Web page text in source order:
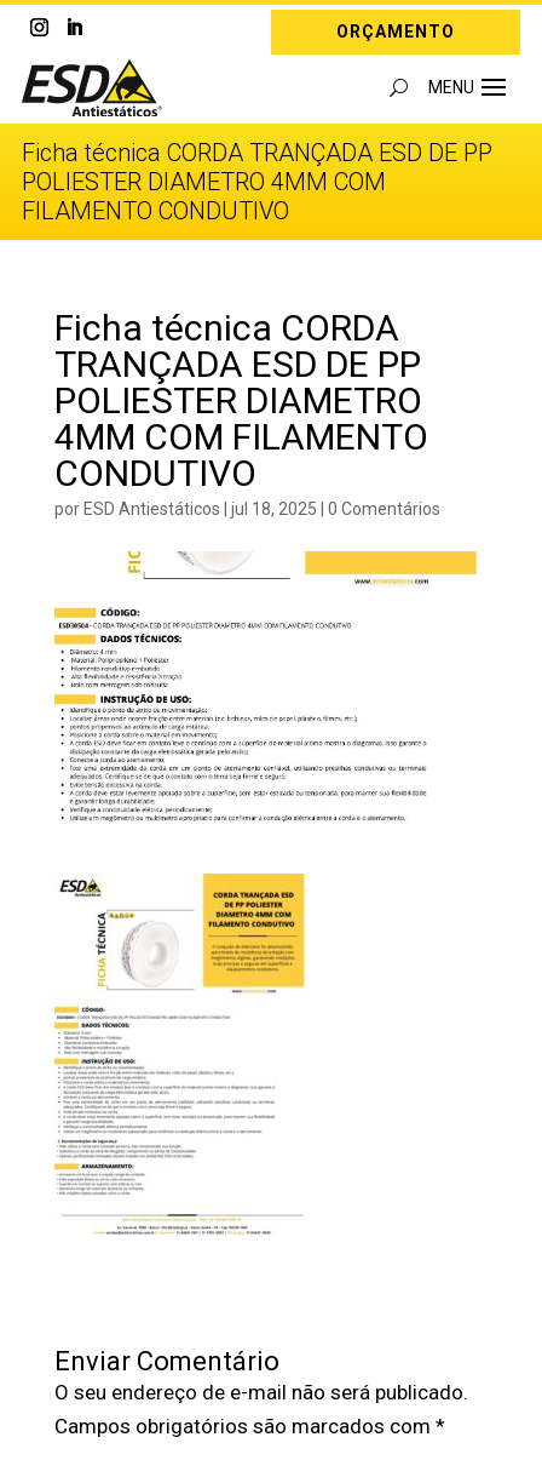
ORÇAMENTO
Ficha técnica CORDA TRANÇADA ESD DE PP
POLIESTER DIAMETRO 4MM COM
FILAMENTO CONDUTIVO
Ficha técnica CORDA
TRANÇADA ESD DE PP
POLIESTER DIAMETRO
4MM COM FILAMENTO
CONDUTIVO
porESD Antiestáticos | jul 18, 2025 | 0 Comentários
Enviar Comentário
O seu endereço de e-mail não será publicado.
Campos obrigatórios são marcados com *